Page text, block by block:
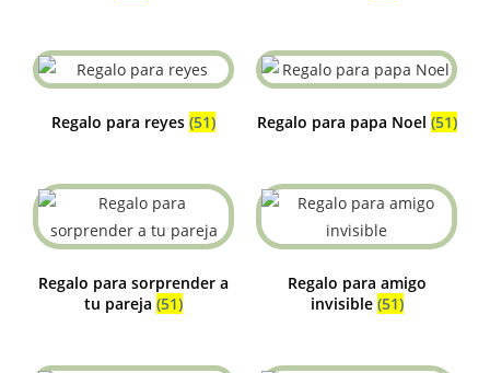
Regalo para reyes (51) Regalo para papa Noel (51)
Regalo para sorprender a
tu pareja (51)
Regalo para amigo
invisible (51)